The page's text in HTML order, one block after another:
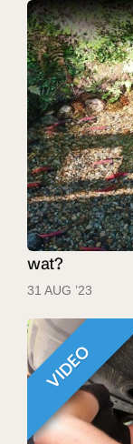
wat?
31 AUG ’23
VIDEO